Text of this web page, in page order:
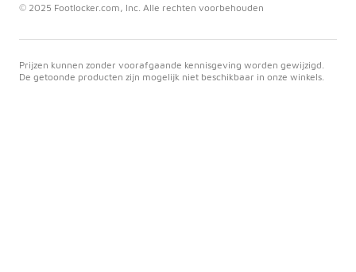
© 2025 Footlocker.com, Inc. Alle rechten voorbehouden
Prijzen kunnen zonder voorafgaande kennisgeving worden gewijzigd.
De getoonde producten zijn mogelijk niet beschikbaar in onze winkels.